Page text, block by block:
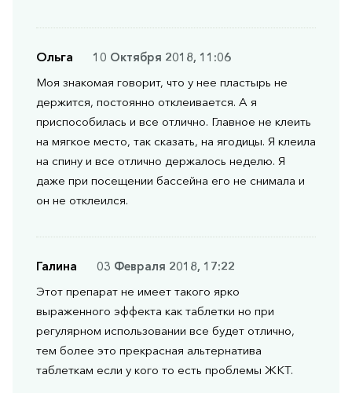
Ольга
10 Октября 2018, 11:06
Моя знакомая говорит, что у нее пластырь не
держится, постоянно отклеивается. А я
приспособилась и все отлично. Главное не клеить
на мягкое место, так сказать, на ягодицы. Я клеила
на спину и все отлично держалось неделю. Я
даже при посещении бассейна его не снимала и
он не отклеился.
Галина
03 Февраля 2018, 17:22
Этот препарат не имеет такого ярко
выраженного эффекта как таблетки но при
регулярном использовании все будет отлично,
тем более это прекрасная альтернатива
таблеткам если у кого то есть проблемы ЖКТ.